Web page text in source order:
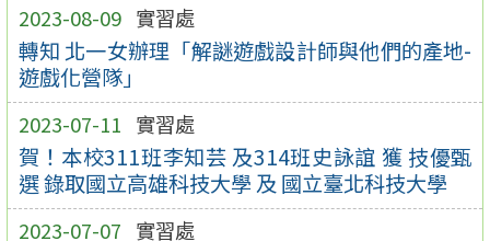
2023-08-09 實習處
轉知 北一女辦理「解謎遊戲設計師與他們的產地-
遊戲化營隊」
2023-07-11 實習處
賀！本校311班李知芸 及314班史詠誼 獲 技優甄
選 錄取國立高雄科技大學 及 國立臺北科技大學
2023-07-07 實習處